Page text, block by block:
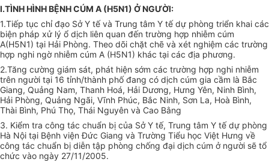
I.TÌNH HÌNH BỆNH CÚM A (H5N1) Ở NGƯỜI:
1.Tiếp tục chỉ đạo Sở Y tế và Trung tâm Y tế dự phòng triển khai các
biện pháp xử lý ổ dịch liên quan đến trường hợp nhiễm cúm
A(H5N1) tại Hải Phòng. Theo dõi chặt chẽ và xét nghiệm các trường
hợp nghi ngờ nhiễm cúm A (H5N1) khác tại các địa phương.
2.Tăng cường giám sát, phát hiện sớm các trường hợp nghi nhiễm
trên người tại 16 tỉnh/thành phố đang có dịch cúm gia cầm là Bắc
Giang, Quảng Nam, Thanh Hoá, Hải Dương, Hưng Yên, Ninh Bình,
Hải Phòng, Quảng Ngãi, Vĩnh Phúc, Bắc Ninh, Sơn La, Hoà Bình,
Thài Bình, Phú Thọ, Thái Nguyên và Cao Bằng
3. Kiểm tra công tác chuẩn bị của Sở Y tế, Trung tâm Y tế dự phòng
Hà Nội tại Bệnh viện Đức Giang và Trường Tiểu học Việt Hưng về
công tác chuẩn bị diễn tập phòng chống đại dịch cúm ở người sẽ tổ
chức vào ngày 27/11/2005.